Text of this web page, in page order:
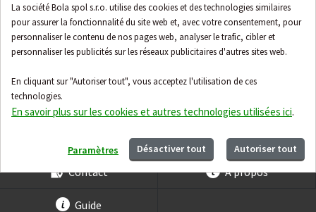
La société Bola spol s.r.o. utilise des cookies et des technologies similaires
pour assurer la fonctionnalité du site web et, avec votre consentement, pour
personnaliser le contenu de nos pages web, analyser le trafic, cibler et
personnaliser les publicités sur les réseaux publicitaires d'autres sites web.
En cliquant sur "Autoriser tout", vous acceptez l'utilisation de ces
technologies.
En savoir plus sur les cookies et autres technologies utilisées ici.
Paramètres Désactiver tout Autoriser tout
Contact À propos
Guide